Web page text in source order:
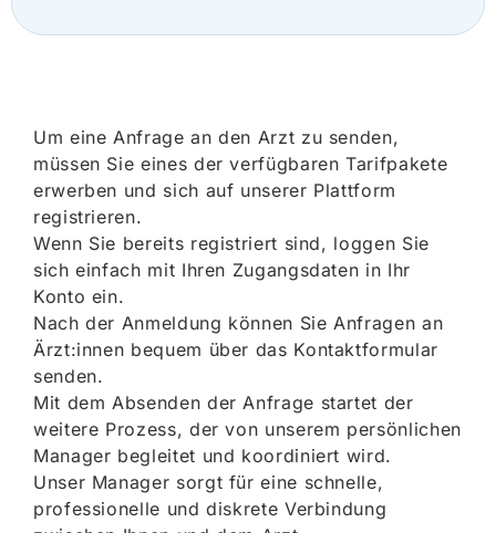
Um eine Anfrage an den Arzt zu senden,
müssen Sie eines der verfügbaren Tarifpakete
erwerben und sich auf unserer Plattform
registrieren.
Wenn Sie bereits registriert sind, loggen Sie
sich einfach mit Ihren Zugangsdaten in Ihr
Konto ein.
Nach der Anmeldung können Sie Anfragen an
Ärzt:innen bequem über das Kontaktformular
senden.
Mit dem Absenden der Anfrage startet der
weitere Prozess, der von unserem persönlichen
Manager begleitet und koordiniert wird.
Unser Manager sorgt für eine schnelle,
professionelle und diskrete Verbindung